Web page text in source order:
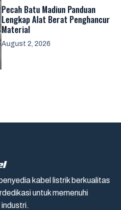
Pecah Batu Madiun Panduan
Lengkap Alat Berat Penghancur
Material
August 2, 2026
kabel listrik berkualitas
untuk memenuhi